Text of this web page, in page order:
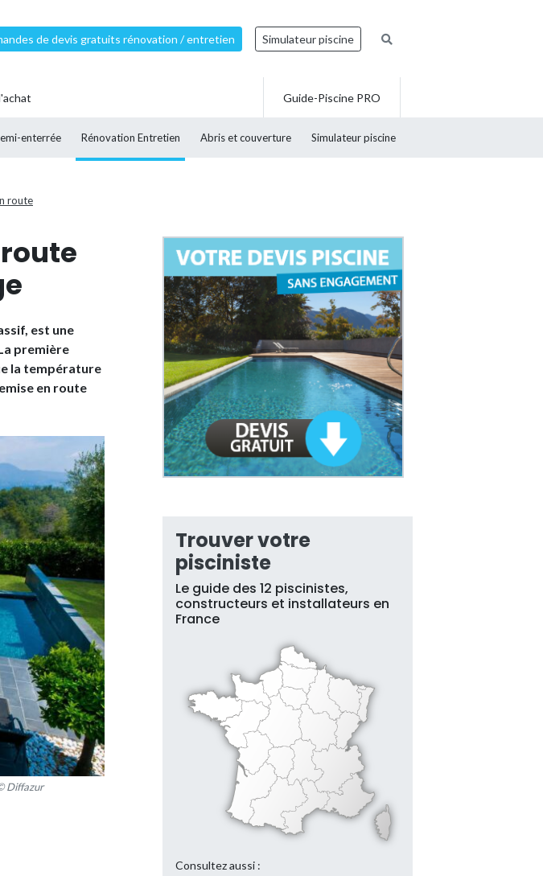
de devis gratuits rénovation / entretien Simulateur piscine
enterrée Rénovation Entretien Abris et couverture Simulateur piscine
Guide-Piscine PRO
route
est une
première
la température
en route
Diffazur
Trouver votre
pisciniste
Le guide des 12 piscinistes,
constructeurs et installateurs en
France
Consultez aussi :